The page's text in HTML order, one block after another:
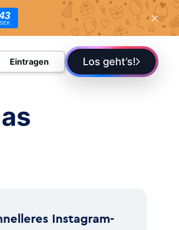
SEK
Eintragen Los geht’s!
Instagram-